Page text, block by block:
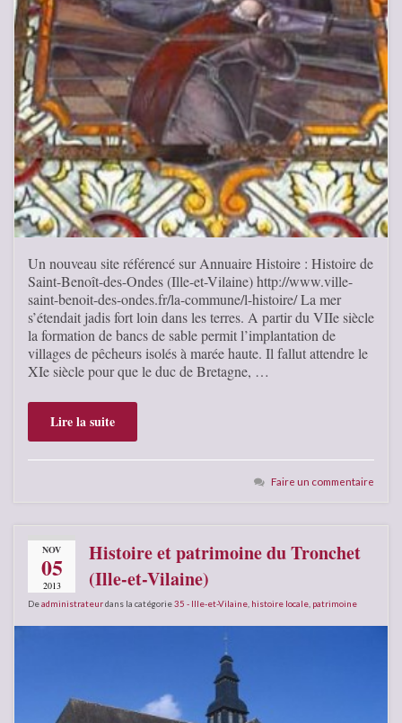
Un nouveau site référencé sur Annuaire Histoire : Histoire de
Saint-Benoît-des-Ondes (Ille-et-Vilaine) http://www.ville-
saint-benoit-des-ondes.fr/la-commune/l-histoire/ La mer
s’étendait jadis fort loin dans les terres. A partir du VIIe siècle
la formation de bancs de sable permit l’implantation de
villages de pêcheurs isolés à marée haute. Il fallut attendre le
XIe siècle pour que le duc de Bretagne, …
Lire la suite
Faire un commentaire
NOV
05
2013
Histoire et patrimoine du Tronchet
(Ille-et-Vilaine)
Deadministrateurdans la catégorie35 - Ille-et-Vilaine histoire locale patrimoine